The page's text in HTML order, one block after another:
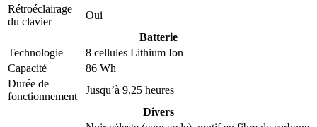
Rétroéclairage
du clavier
Oui
Batterie
Technologie
8 cellules Lithium Ion
Capacité
86 Wh
Durée de
fonctionnement
Jusqu’à 9.25 heures
Divers